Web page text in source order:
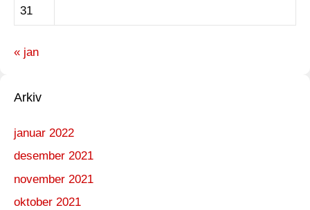
31
« jan
Arkiv
januar 2022
desember 2021
november 2021
oktober 2021